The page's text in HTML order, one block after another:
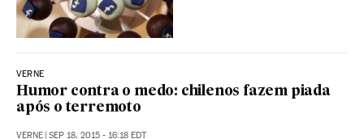
VERNE
Humor contra o medo: chilenos fazem piada
após o terremoto
VERNE | SEP 18, 2015 - 16:18 EDT